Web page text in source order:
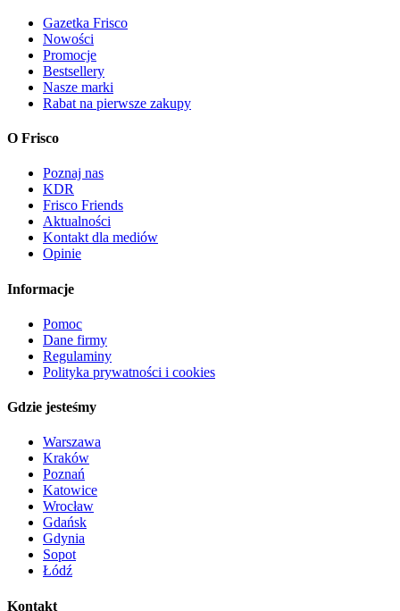
Gazetka Frisco
Nowości
Promocje
Bestsellery
Nasze marki
Rabat na pierwsze zakupy
O Frisco
Poznaj nas
KDR
Frisco Friends
Aktualności
Kontakt dla mediów
Opinie
Informacje
Pomoc
Dane firmy
Regulaminy
Polityka prywatności i cookies
Gdzie jesteśmy
Warszawa
Kraków
Poznań
Katowice
Wrocław
Gdańsk
Gdynia
Sopot
Łódź
Kontakt